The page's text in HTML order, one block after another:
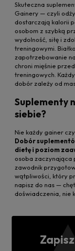
Skuteczna
Gainery — czyli
dostarczają kalorii
osobom z szybką
wydolność, siłę i
treningowymi.
zapotrzebowanie
chroni mięśnie
treningowych.
dobór zależy od
Suplementy
siebie?
Nie każdy gainer
Dobór
dietę i poziom
osoba zaczynająca
zawodnik
wątpliwości, który
napisz do nas —
doświadczenia, nie